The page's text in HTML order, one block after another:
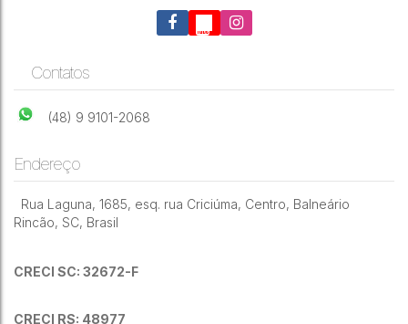
Contatos
(48) 9 9101-2068
Endereço
Rua Laguna, 1685, esq. rua Criciúma, Centro, Balneário
Rincão, SC, Brasil
CRECI SC: 32672-F
CRECI RS: 48977